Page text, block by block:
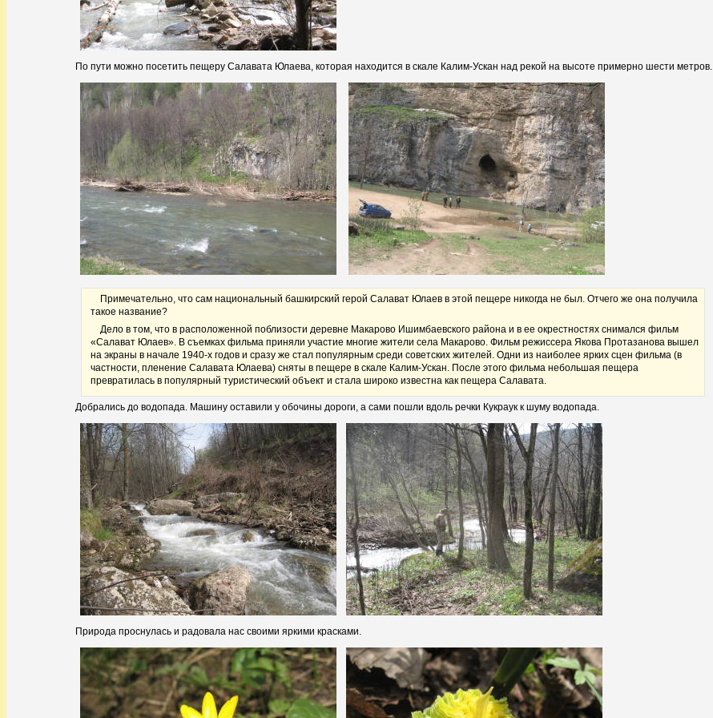
По пути можно посетить пещеру Салавата Юлаева, которая находится в скале Калим-Ускан над рекой на высоте примерно шести метров.
Примечательно, что сам национальный башкирский герой Салават Юлаев в этой пещере никогда не был. Отчего же она получила
такое название?
Дело в том, что в расположенной поблизости деревне Макарово Ишимбаевского района и в ее окрестностях снимался фильм
«Салават Юлаев». В съемках фильма приняли участие многие жители села Макарово. Фильм режиссера Якова Протазанова вышел
на экраны в начале 1940-х годов и сразу же стал популярным среди советских жителей. Одни из наиболее ярких сцен фильма (в
частности, пленение Салавата Юлаева) сняты в пещере в скале Калим-Ускан. После этого фильма небольшая пещера
превратилась в популярный туристический объект и стала широко известна как пещера Салавата.
Добрались до водопада. Машину оставили у обочины дороги, а сами пошли вдоль речки Кукраук к шуму водопада.
Природа проснулась и радовала нас своими яркими красками.